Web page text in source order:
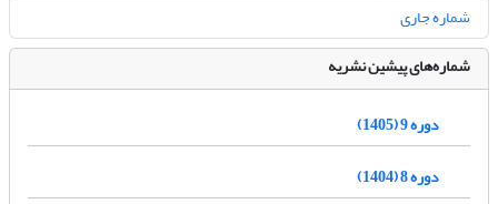
شماره جاری
شماره‌های پیشین نشریه
دوره 9 (1405)
دوره 8 (1404)